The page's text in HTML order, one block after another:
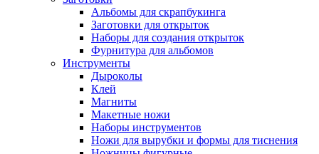
Альбомы для скрапбукинга
Заготовки для открыток
Наборы для создания открыток
Фурнитура для альбомов
Инструменты
Дыроколы
Клей
Магниты
Макетные ножи
Наборы инструментов
Ножи для вырубки и формы для тиснения